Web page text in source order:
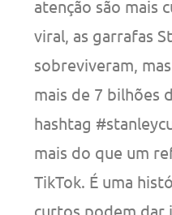
atenção são mais
viral, as garrafas
sobreviveram,
mais de 7 bilhões
hashtag
mais do que um
TikTok. É uma
curtos podem dar